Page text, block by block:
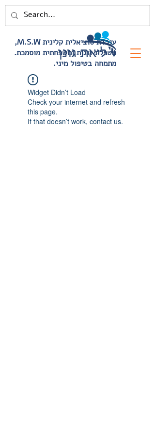
,M.S.W עובדת סוציאלית קלינית
.מטפלת זוגית ומשפחתית מוסמכת
.מתמחה בטיפול מיני
Widget Didn’t Load
Check your internet and refresh
this page.
If that doesn’t work, contact us.